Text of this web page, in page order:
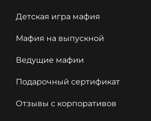
Детская игра мафия
Мафия на выпускной
Ведущие мафии
Подарочный сертификат
Отзывы с корпоративов